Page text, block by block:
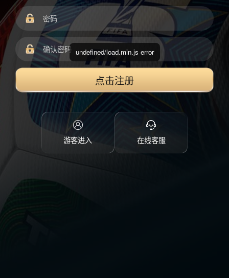
点击注册
游客进入 在线客服
undefined/load.min.js error